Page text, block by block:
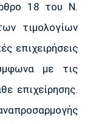
18 του Ν.
τιμολογίων
επιχειρήσεις
με τις
επιχείρησης.